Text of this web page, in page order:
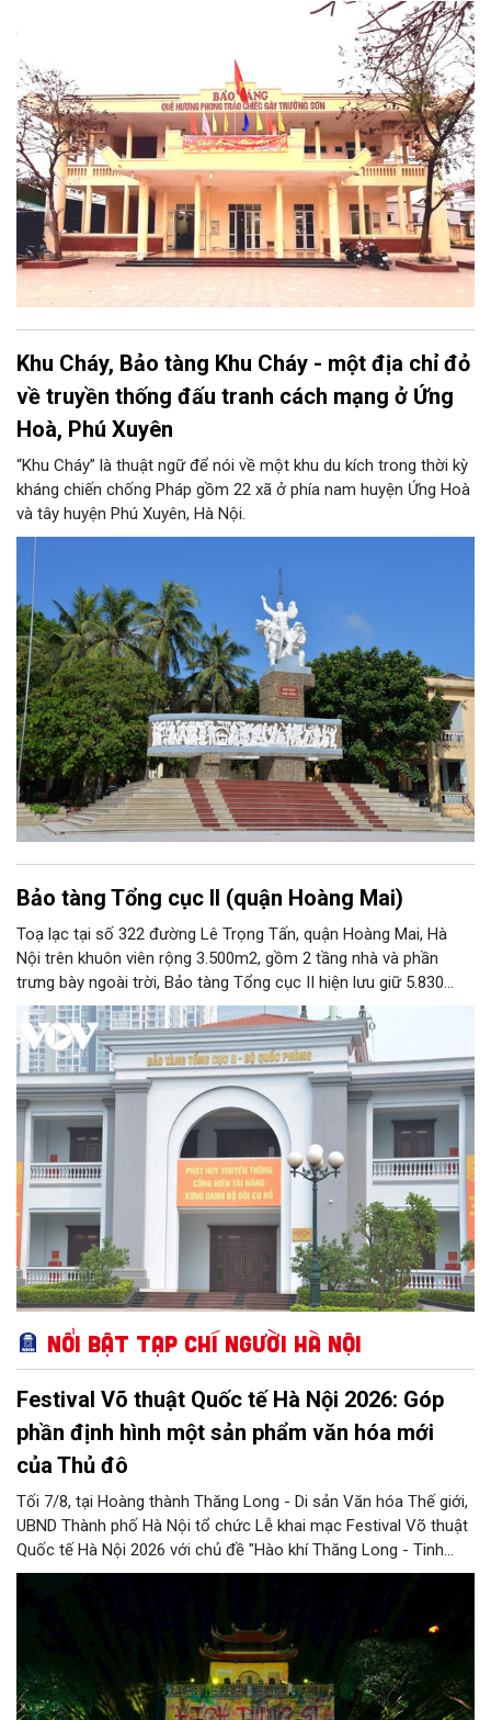
chống Mỹ cứu nước, Hòa Xá được xem là quê hương của
phong trào động viên thanh niên lên đường “xẻ dọc Trường Sơn
đi cứu nước” và câu chuyện huyền thoại “chiếc gậy Trường
Sơn”.
Khu Cháy, Bảo tàng Khu Cháy - một địa chỉ đỏ
về truyền thống đấu tranh cách mạng ở Ứng
Hoà, Phú Xuyên
“Khu Cháy” là thuật ngữ để nói về một khu du kích trong thời kỳ
kháng chiến chống Pháp gồm 22 xã ở phía nam huyện Ứng Hoà
và tây huyện Phú Xuyên, Hà Nội.
Bảo tàng Tổng cục II (quận Hoàng Mai)
Toạ lạc tại số 322 đường Lê Trọng Tấn, quận Hoàng Mai, Hà
Nội trên khuôn viên rộng 3.500m2, gồm 2 tầng nhà và phần
trưng bày ngoài trời, Bảo tàng Tổng cục II hiện lưu giữ 5.830
hiện vật, trong đó có nhiều hiện vật quý hiếm gắn liền với cuộc
đời hoạt động của nhiều chiến sĩ tình báo xuất sắc của Quân
đội nhân dân Việt Nam. Với chức năng phục vụ công tác nghiên
cứu, tham quan học tập, giáo dục truyền thống, Bảo tàng Tổng
cục II chính thức được Bộ Văn hoá - Thông tin công nhận nằm
trong hệ thống các bảo tàng cấp 2 toàn quân.
Nổi bật Tạp chí Người Hà Nội
Festival Võ thuật Quốc tế Hà Nội 2026: Góp
phần định hình một sản phẩm văn hóa mới
của Thủ đô
Tối 7/8, tại Hoàng thành Thăng Long - Di sản Văn hóa Thế giới,
UBND Thành phố Hà Nội tổ chức Lễ khai mạc Festival Võ thuật
Quốc tế Hà Nội 2026 với chủ đề "Hào khí Thăng Long - Tinh
hoa võ Việt". Lần đầu tiên được tổ chức, Festival đánh dấu
hóa - thể thao mang tầm quốc tế, góp phần tôn vinh truyền
thống thượng võ dân tộc, quảng bá hình ảnh Hà Nội và thúc đẩy
giao lưu văn hóa, thể thao với bạn bè thế giới.